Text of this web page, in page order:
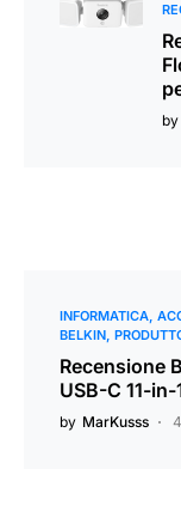
by
INFORMATICA
BELKIN
Recensione
USB-C 11-
by MarKusss